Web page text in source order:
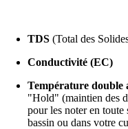
TDS (Total des
Conductivité (EC)
Température double
"Hold" (maintien des
pour les noter en toute
bassin ou dans votre